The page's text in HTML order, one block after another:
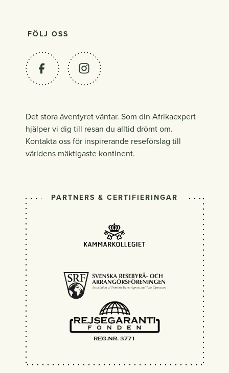
FÖLJ OSS
Det stora äventyret väntar. Som din Afrikaexpert
hjälper vi dig till resan du alltid drömt om.
Kontakta oss för inspirerande reseförslag till
världens mäktigaste kontinent.
PARTNERS & CERTIFIERINGAR